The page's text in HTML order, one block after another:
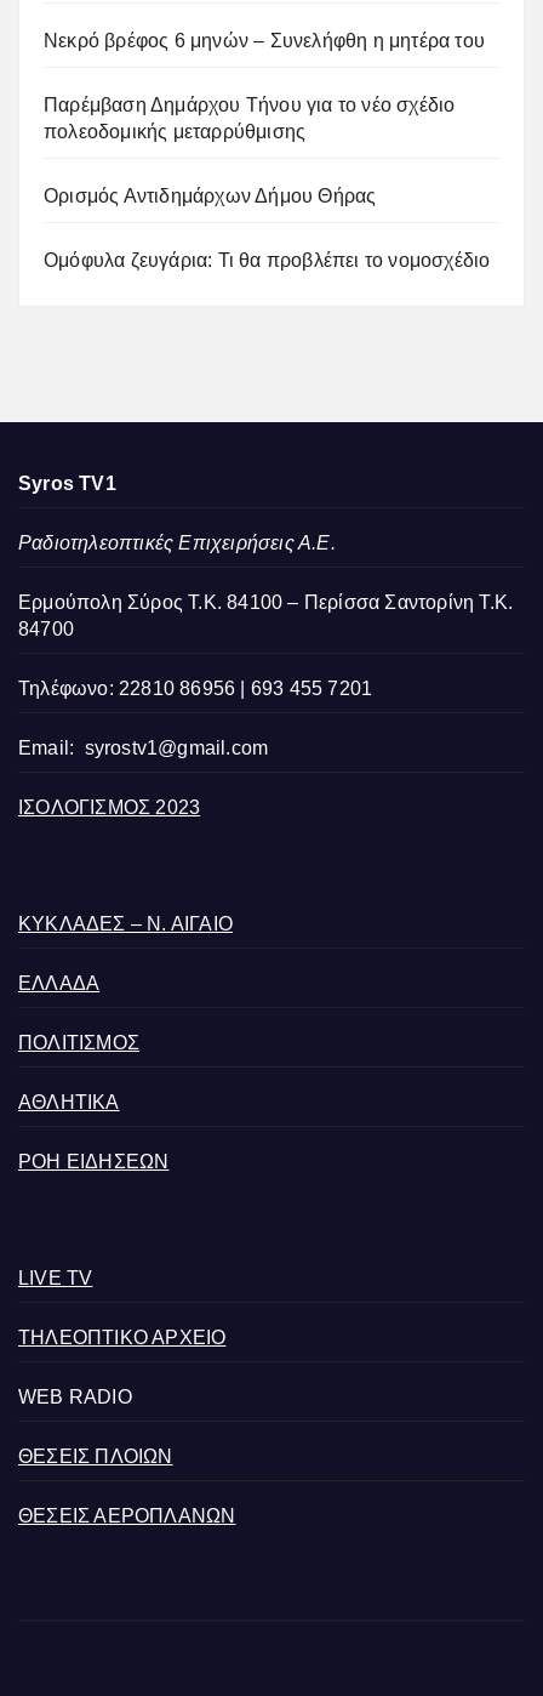
Νεκρό βρέφος 6 μηνών – Συνελήφθη η μητέρα του
Παρέμβαση Δημάρχου Τήνου για το νέο σχέδιο
πολεοδομικής μεταρρύθμισης
Ορισμός Αντιδημάρχων Δήμου Θήρας
Ομόφυλα ζευγάρια: Τι θα προβλέπει το νομοσχέδιο
Syros TV1
Ραδιοτηλεοπτικές Επιχειρήσεις Α.Ε.
Ερμούπολη Σύρος Τ.Κ. 84100 – Περίσσα Σαντορίνη Τ.Κ.
84700
Τηλέφωνο: 22810 86956 | 693 455 7201
Email: syrostv1@gmail.com
ΙΣΟΛΟΓΙΣΜΟΣ 2023
ΚΥΚΛΑΔΕΣ – Ν. ΑΙΓΑΙΟ
ΕΛΛΑΔΑ
ΠΟΛΙΤΙΣΜΟΣ
ΑΘΛΗΤΙΚΑ
ΡΟΗ ΕΙΔΗΣΕΩΝ
LIVE TV
ΤΗΛΕΟΠΤΙΚΟ ΑΡΧΕΙΟ
WEB RADIO
ΘΕΣΕΙΣ ΠΛΟΙΩΝ
ΘΕΣΕΙΣ ΑΕΡΟΠΛΑΝΩΝ